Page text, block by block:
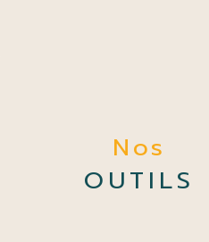
Nos
OUTILS